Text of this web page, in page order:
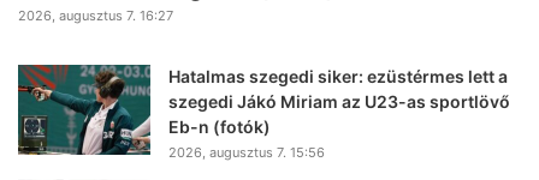
2026, augusztus 7. 16:27
Hatalmas szegedi siker: ezüstérmes lett a
szegedi Jákó Miriam az U23-as sportlövő
Eb-n (fotók)
2026, augusztus 7. 15:56